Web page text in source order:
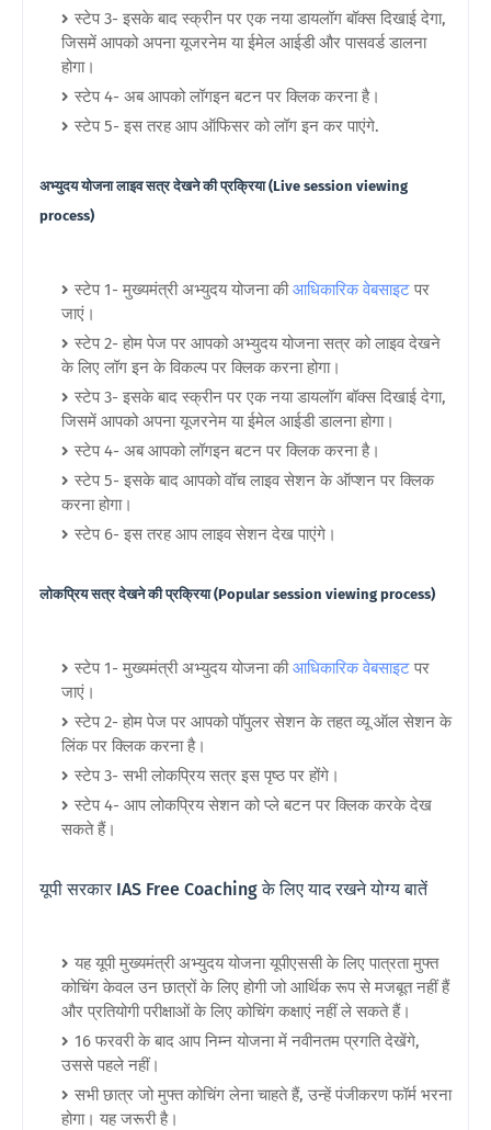
स्टेप 3- इसके बाद स्क्रीन पर एक नया डायलॉग बॉक्स दिखाई देगा,
जिसमें आपको अपना यूजरनेम या ईमेल आईडी और पासवर्ड डालना
होगा।
स्टेप 4- अब आपको लॉगइन बटन पर क्लिक करना है।
स्टेप 5- इस तरह आप ऑफिसर को लॉग इन कर पाएंगे.
अभ्युदय योजना लाइव सत्र देखने की प्रक्रिया (Live session viewing
process)
स्टेप 1- मुख्यमंत्री अभ्युदय योजना कीआधिकारिक वेबसाइट पर
जाएं।
स्टेप 2- होम पेज पर आपको अभ्युदय योजना सत्र को लाइव देखने
के लिए लॉग इन के विकल्प पर क्लिक करना होगा।
स्टेप 3- इसके बाद स्क्रीन पर एक नया डायलॉग बॉक्स दिखाई देगा,
जिसमें आपको अपना यूजरनेम या ईमेल आईडी डालना होगा।
स्टेप 4- अब आपको लॉगइन बटन पर क्लिक करना है।
स्टेप 5- इसके बाद आपको वॉच लाइव सेशन के ऑप्शन पर क्लिक
करना होगा।
स्टेप 6- इस तरह आप लाइव सेशन देख पाएंगे।
लोकप्रिय सत्र देखने की प्रक्रिया (Popular session viewing process)
स्टेप 1- मुख्यमंत्री अभ्युदय योजना कीआधिकारिक वेबसाइट पर
जाएं।
स्टेप 2- होम पेज पर आपको पॉपुलर सेशन के तहत व्यू ऑल सेशन के
लिंक पर क्लिक करना है।
स्टेप 3- सभी लोकप्रिय सत्र इस पृष्ठ पर होंगे।
स्टेप 4- आप लोकप्रिय सेशन को प्ले बटन पर क्लिक करके देख
सकते हैं।
यूपी सरकार IAS Free Coaching के लिए याद रखने योग्य बातें
यह यूपी मुख्यमंत्री अभ्युदय योजना यूपीएससी के लिए पात्रता मुफ्त
कोचिंग केवल उन छात्रों के लिए होगी जो आर्थिक रूप से मजबूत नहीं हैं
और प्रतियोगी परीक्षाओं के लिए कोचिंग कक्षाएं नहीं ले सकते हैं।
16 फरवरी के बाद आप निम्न योजना में नवीनतम प्रगति देखेंगे,
उससे पहले नहीं।
सभी छात्र जो मुफ्त कोचिंग लेना चाहते हैं, उन्हें पंजीकरण फॉर्म भरना
होगा। यह जरूरी है।